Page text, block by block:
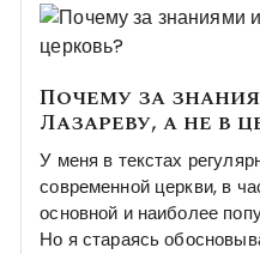
Почему за
Лазареву, а не в
У меня в текстах
современной церкви, в
основной и наиболее
Но я стараясь